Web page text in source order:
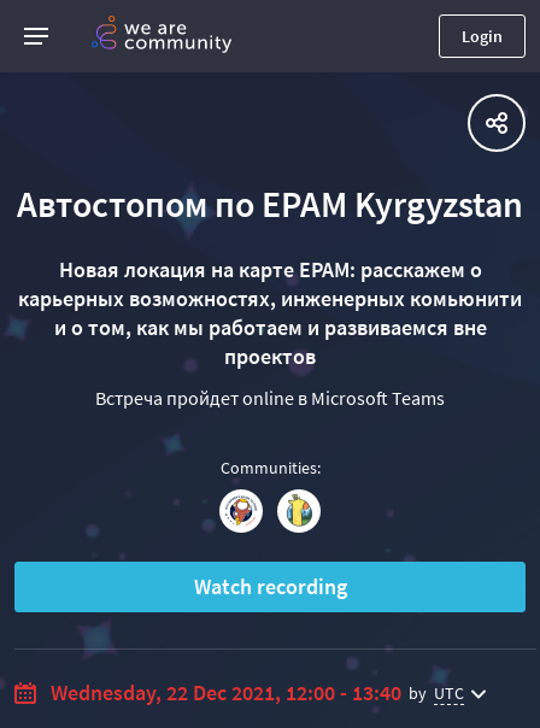
Login
Автостопом по EPAM Kyrgyzstan
Новая локация на карте EPAM: расскажем о
карьерных возможностях, инженерных комьюнити
и о том, как мы работаем и развиваемся вне
проектов
Встреча пройдет online в Microsoft Teams
Communities:
Watch recording
Wednesday, 22 Dec 2021, 12:00 - 13:40 by UTC